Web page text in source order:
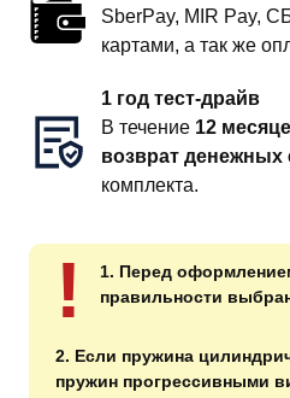
SberPay, MIR Pay,
картами, а так же
1 год тест-драйв
В течение 12
возврат денежных
комплекта.
!
1. Перед
правильности
2. Если пружина
пружин прогрессивными